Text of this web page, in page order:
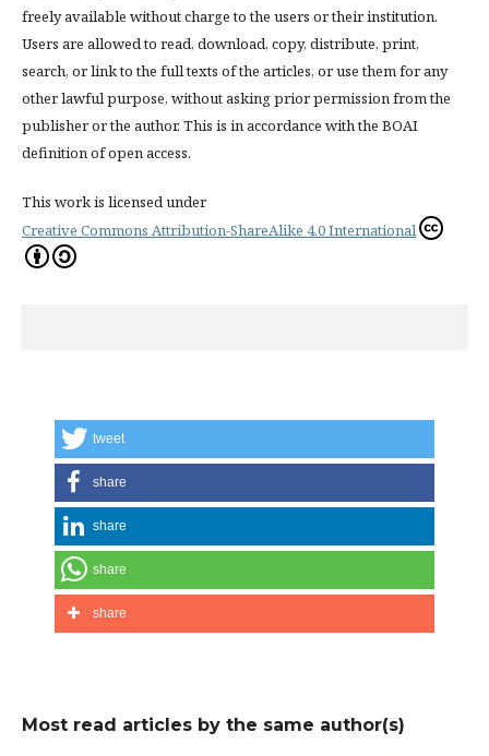
freely available without charge to the users or their institution.
Users are allowed to read, download, copy, distribute, print,
search, or link to the full texts of the articles, or use them for any
other lawful purpose, without asking prior permission from the
publisher or the author. This is in accordance with the BOAI
definition of open access.
This work is licensed under
Creative Commons Attribution-ShareAlike 4.0 International
tweet
share
share
share
share
Most read articles by the same author(s)